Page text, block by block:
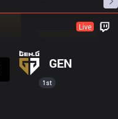
Live
GEN
1st